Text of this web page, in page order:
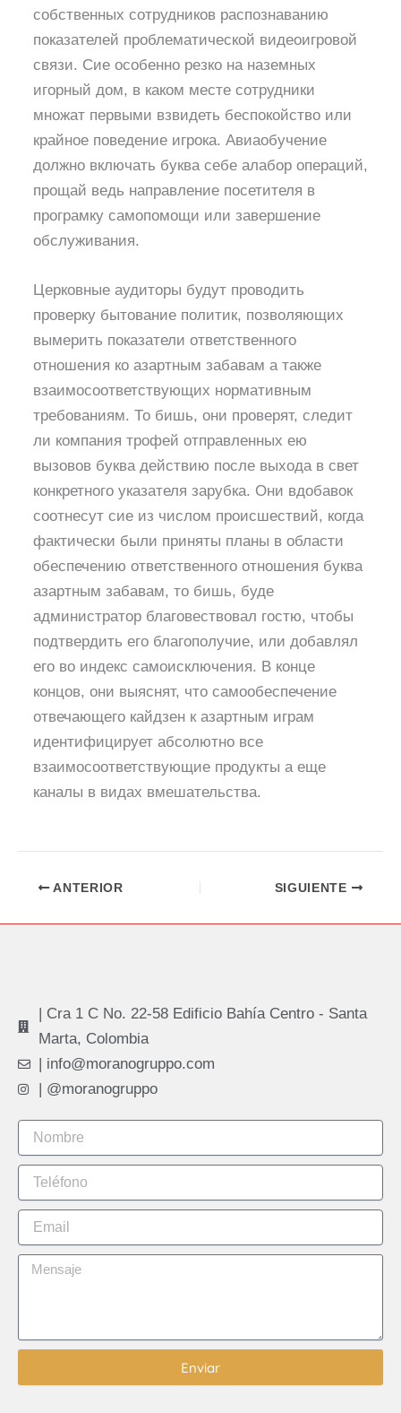
собственных сотрудников распознаванию
показателей проблематической видеоигровой
связи. Сие особенно резко на наземных
игорный дом, в каком месте сотрудники
множат первыми взвидеть беспокойство или
крайное поведение игрока. Авиаобучение
должно включать буква себе алабор операций,
прощай ведь направление посетителя в
програмку самопомощи или завершение
обслуживания.
Церковные аудиторы будут проводить
проверку бытование политик, позволяющих
вымерить показатели ответственного
отношения ко азартным забавам а также
взаимосоответствующих нормативным
требованиям. То бишь, они проверят, следит
ли компания трофей отправленных ею
вызовов буква действию после выхода в свет
конкретного указателя зарубка. Они вдобавок
соотнесут сие из числом происшествий, когда
фактически были приняты планы в области
обеспечению ответственного отношения буква
азартным забавам, то бишь, буде
администратор благовествовал гостю, чтобы
подтвердить его благополучие, или добавлял
его во индекс самоисключения. В конце
концов, они выяснят, что самообеспечение
отвечающего кайдзен к азартным играм
идентифицирует абсолютно все
взаимосоответствующие продукты а еще
каналы в видах вмешательства.
ANTERIOR SIGUIENTE
| Cra 1 C No. 22-58 Edificio Bahía Centro - Santa
Marta, Colombia
| info@moranogruppo.com
| @moranogruppo
Enviar